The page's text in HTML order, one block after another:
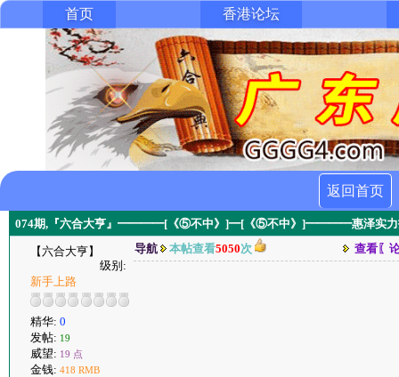
首页 香港论坛
返回首页
074期,『六合大亨』━━━━[《⑤不中》]━[《⑤不中》]━━━━惠泽实力
【六合大亨】
级别:
新手上路
精华: 0
发帖: 19
威望: 19 点
金钱: 418 RMB
导航 本帖查看5050次 查看〖